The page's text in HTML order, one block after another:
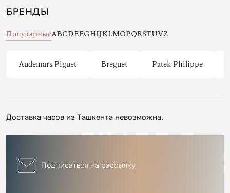
БРЕНДЫ
ПопулярныеABCDEFGHIJKLMOPQRSTUVZ
Audemars Piguet Breguet Patek Philippe
Доставка часов из Ташкента невозможна.
Подписаться на рассылку